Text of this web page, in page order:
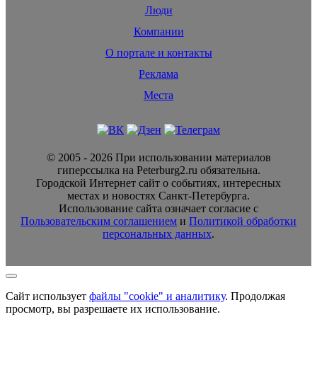
Люди
Компании
О портале и контакты
Реклама
Места
© 2005 - 2026 При использовании материалов
гиперссылка на Peterburg2.ru обязательна.
Городской Интернет сайт о событиях, интересных
местах и новостях Санкт-Петербурга.
Использование сайта означает согласие с
Пользовательским соглашением и Политикой обработки
персональных данных.
Сайт использует файлы "cookie" и аналитику. Продолжая
просмотр, вы разрешаете их использование.